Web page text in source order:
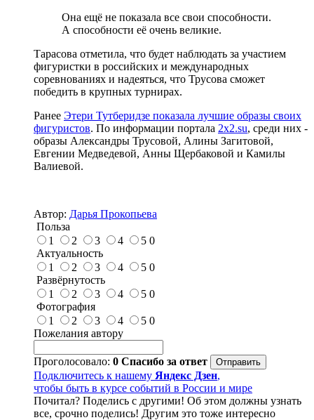
Она ещё не показала все свои способности.
А способности её очень великие.
Тарасова отметила, что будет наблюдать за участием
фигуристки в российских и международных
соревнованиях и надеяться, что Трусова сможет
победить в крупных турнирах.
Ранее Этери Тутберидзе показала лучшие образы своих
фигуристов. По информации портала 2x2.su, среди них -
образы Александры Трусовой, Алины Загитовой,
Евгении Медведевой, Анны Щербаковой и Камилы
Валиевой.
Автор: Дарья Прокопьева
Польза
1
2 3 4 5 0
Актуальность
1
2 3 4 5 0
Развёрнутость
1
2 3 4 5 0
Фотография
1
2 3 4 5 0
Пожелания автору
Проголосовало: 0 Спасибо за ответ
Подключитесь к нашему Яндекс Дзен,
чтобы быть в курсе событий в России и мире
Почитал? Поделись с другими! Об этом должны узнать
все, срочно поделись! Другим это тоже интересно